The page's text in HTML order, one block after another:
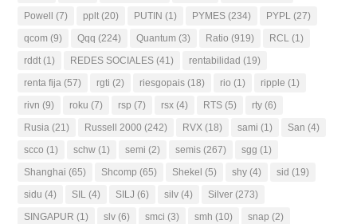
Powell (7) pplt (20) PUTIN (1) PYMES (234) PYPL (27)
qcom (9) Qqq (224) Quantum (3) Ratio (919) RCL (1)
rddt (1) REDES SOCIALES (41) rentabilidad (19)
renta fija (57) rgti (2) riesgopais (18) rio (1) ripple (1)
rivn (9) roku (7) rsp (7) rsx (4) RTS (5) rty (6)
Rusia (21) Russell 2000 (242) RVX (18) sami (1) San (4)
scco (1) schw (1) semi (2) semis (267) sgg (1)
Shanghai (65) Shcomp (65) Shekel (5) shy (4) sid (19)
sidu (4) SIL (4) SILJ (6) silv (4) Silver (273)
SINGAPUR (1) slv (6) smci (3) smh (10) snap (2)